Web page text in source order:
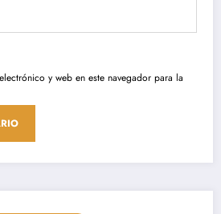
y web en este navegador para la